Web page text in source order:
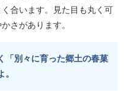
合います。見た目も丸く可
さがあります。
「別々に育った郷土の春菓
。